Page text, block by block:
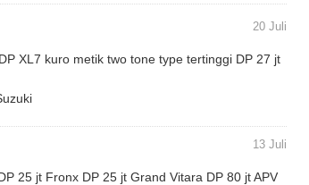
20 Juli
XL7 kuro metik two tone type tertinggi DP 27 jt
13 Juli
25 jt Fronx DP 25 jt Grand Vitara DP 80 jt APV